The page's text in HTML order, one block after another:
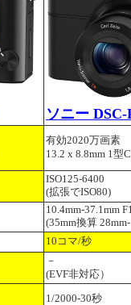
ソニー DSC-
有効2020万画素
13.2 x 8.8mm 1型
ISO125-6400
(拡張でISO80)
10.4mm-37.1mm
(35mm換算
10コマ/秒
－
(EVF非対応）
1/2000-30秒